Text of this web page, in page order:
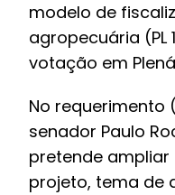
modelo de
agropecuária (PL
votação em
No requerimento (
senador Paulo
pretende
projeto, tema de